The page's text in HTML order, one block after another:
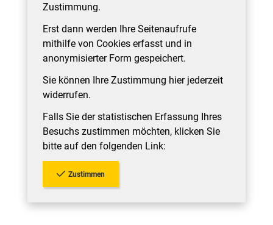
Zustimmung.
Erst dann werden Ihre Seitenaufrufe
mithilfe von Cookies erfasst und in
anonymisierter Form gespeichert.
Sie können Ihre Zustimmung hier jederzeit
widerrufen.
Falls Sie der statistischen Erfassung Ihres
Besuchs zustimmen möchten, klicken Sie
bitte auf den folgenden Link:
Zustimmen